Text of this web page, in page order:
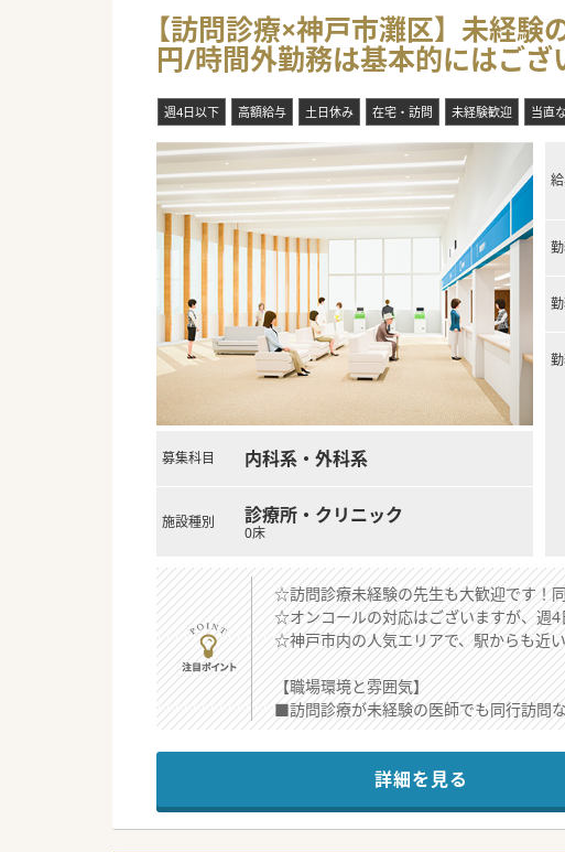
【訪問診療×神戸市灘区】未経
円/時間外勤務は基本的にはご
週4日以下 高額給与 土日休み 在宅・訪問 未経験歓迎 当直
募集科目 内科系・外科系
施設種別 診療所・クリニック
0床
☆訪問診療未経験の先生も大歓迎です！
☆オンコールの対応はございますが、週4
☆神戸市内の人気エリアで、駅からも近
【職場環境と雰囲気】
■訪問診療が未経験の医師でも同行訪問
■神戸市内の人気エリアに位置しており
■家庭医指導医の資格を持つ院長は気さ
【募集背景】
■自宅で最期を迎えたいと願う患者の増
詳細を見る